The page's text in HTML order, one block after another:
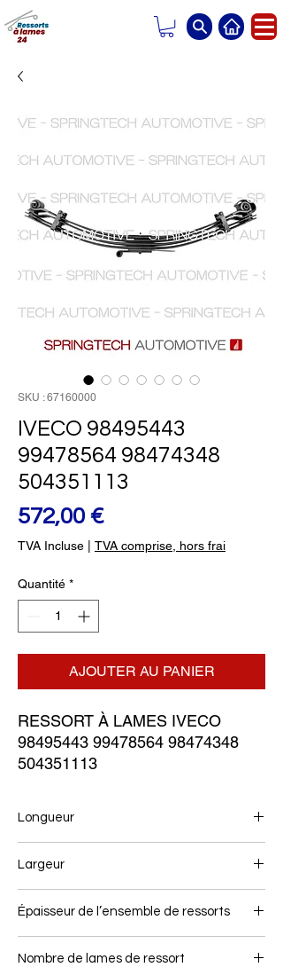
SKU : 67160000
IVECO 98495443
99478564 98474348
504351113
572,00 €Prix
TVA Incluse TVA comprise, hors frai
Quantité *
AJOUTER AU PANIER
RESSORT À LAMES IVECO
98495443 99478564 98474348
504351113
Longueur
Largeur
Épaisseur de l’ensemble de ressorts
Nombre de lames de ressort